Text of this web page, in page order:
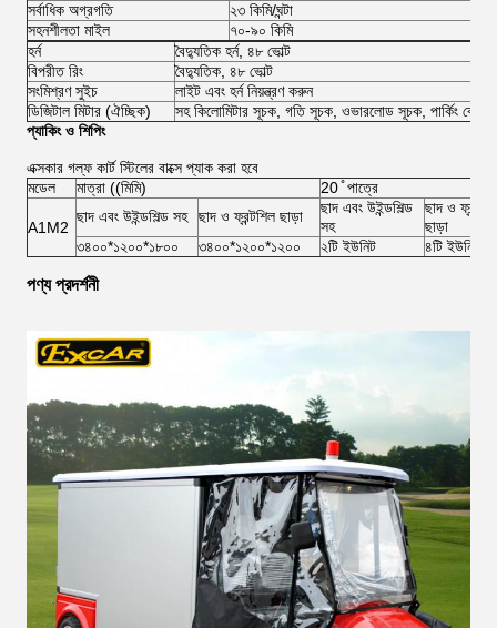
সর্বাধিক অগ্রগতি
২৩ কিমি/ঘন্টা
সহনশীলতা মাইল
৭০-৯০ কিমি
হর্ন
বৈদ্যুতিক হর্ন, ৪৮ ভোল্ট
বিপরীত রিং
বৈদ্যুতিক, ৪৮ ভোল্ট
সংমিশ্রণ সুইচ
লাইট এবং হর্ন নিয়ন্ত্রণ করুন
ডিজিটাল মিটার (ঐচ্ছিক)
সহ কিলোমিটার সূচক, গতি সূচক, ওভারলোড সূচক, পার্কিং ব্রেক
প্যাকিং ও শিপিং
এক্সকার গল্ফ কার্ট স্টিলের বাক্সে প্যাক করা হবে
মডেল
মাত্রা ((মিমি) 20 ̊ পাত্রে
A1M2
ছাদ এবং উইন্ডশিল্ড সহ ছাদ ও ফ্রন্টশিল ছাড়া
ছাদ এবং উইন্ডশিল্ড
সহ
ছাদ ও
ছাড়া
৩৪০০*১২০০*১৮০০
৩৪০০*১২০০*১২০০ ২টি ইউনিট ৪টি ইউনিট
পণ্য প্রদর্শনী